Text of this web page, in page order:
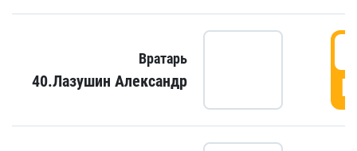
Вратарь
40.Лазушин Александр